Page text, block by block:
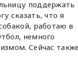
поддержать
сказать, что я
работаю в
немного
Сейчас